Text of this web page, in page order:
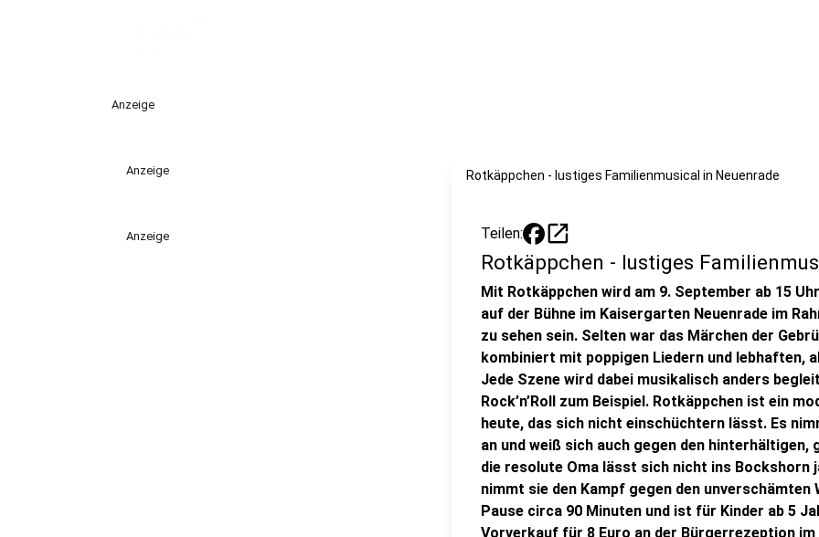
Anzeige
Anzeige
Anzeige
Rotkäppchen - lustiges Familienmusical in Neuenrade
Teilen: open_in_new
Rotkäppchen - lustiges
Mit Rotkäppchen wird am 9. September ab 15
auf der Bühne im Kaisergarten Neuenrade im
zu sehen sein. Selten war das Märchen der
kombiniert mit poppigen Liedern und lebhaften,
Jede Szene wird dabei musikalisch anders
Rock’n’Roll zum Beispiel. Rotkäppchen ist ein
heute, das sich nicht einschüchtern lässt. Es
an und weiß sich auch gegen den
die resolute Oma lässt sich nicht ins Bockshorn
nimmt sie den Kampf gegen den
Pause circa 90 Minuten und ist für Kinder ab 5
Vorverkauf für 8 Euro an der Bürgerrezeption